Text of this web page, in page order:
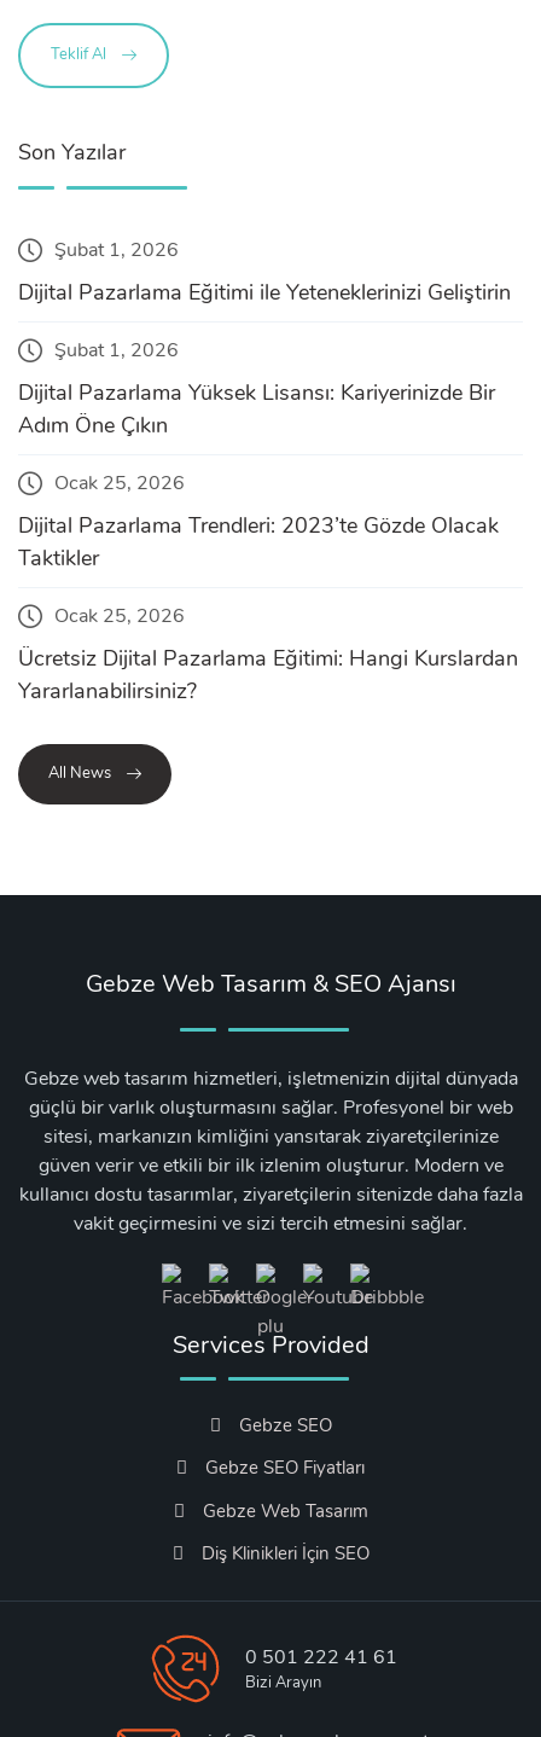
Teklif Al
Son Yazılar
Şubat 1, 2026
Dijital Pazarlama Eğitimi ile Yeteneklerinizi Geliştirin
Şubat 1, 2026
Dijital Pazarlama Yüksek Lisansı: Kariyerinizde Bir
Adım Öne Çıkın
Ocak 25, 2026
Dijital Pazarlama Trendleri: 2023’te Gözde Olacak
Taktikler
Ocak 25, 2026
Ücretsiz Dijital Pazarlama Eğitimi: Hangi Kurslardan
Yararlanabilirsiniz?
All News
Gebze Web Tasarım & SEO Ajansı
Gebze web tasarım hizmetleri, işletmenizin dijital dünyada
güçlü bir varlık oluşturmasını sağlar. Profesyonel bir web
sitesi, markanızın kimliğini yansıtarak ziyaretçilerinize
güven verir ve etkili bir ilk izlenim oluşturur. Modern ve
kullanıcı dostu tasarımlar, ziyaretçilerin sitenizde daha fazla
vakit geçirmesini ve sizi tercih etmesini sağlar.
Services Provided
Gebze SEO
Gebze SEO Fiyatları
Gebze Web Tasarım
Diş Klinikleri İçin SEO
0 501 222 41 61
Bizi Arayın